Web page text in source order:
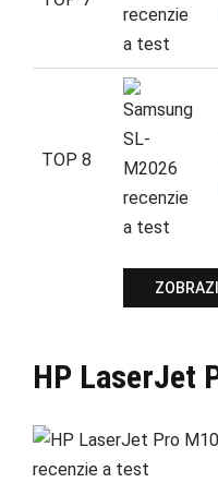
TOP 8
HP LaserJet